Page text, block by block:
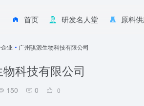
首页 研发名人堂 原料
业 • 广州骐源生物科技有限公司
科技有限公司
150 0 0